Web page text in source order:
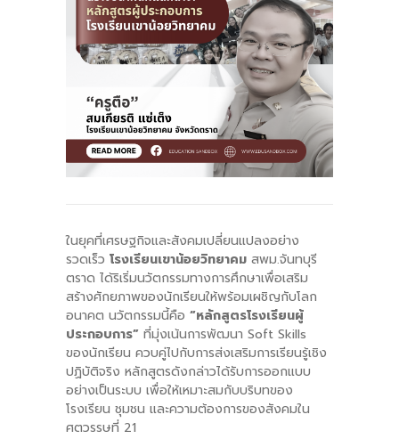
---- รายงานการวิเคราะห์ผลกระทบที่อาจเกิดขึ้นจากกฎ
หมายฯ
-- รายงานคณะผู้ประเมินอิสระ
---- รอบประเมิน (พ.ศ. 2562-2564)
-- รายงานประจำปี
---- ปีการศึกษา 2565
---- ปีการศึกษา 2567
-- รายงานผล กขศ.สพท.
-- เอกสารเผยแพร่
เกี่ยวกับเรา
-- รู้จัก พื้นที่นวัตกรรมการศึกษา
ในยุคที่เศรษฐกิจและสังคมเปลี่ยนแปลงอย่าง
รวดเร็ว โรงเรียนเขาน้อยวิทยาคม สพม.จันทบุรี
ตราด ได้ริเริ่มนวัตกรรมทางการศึกษาเพื่อเสริม
สร้างศักยภาพของนักเรียนให้พร้อมเผชิญกับโลก
อนาคต นวัตกรรมนี้คือ “หลักสูตรโรงเรียนผู้
ประกอบการ” ที่มุ่งเน้นการพัฒนา Soft Skills
ของนักเรียน ควบคู่ไปกับการส่งเสริมการเรียนรู้เชิง
ปฏิบัติจริง หลักสูตรดังกล่าวได้รับการออกแบบ
อย่างเป็นระบบ เพื่อให้เหมาะสมกับบริบทของ
โรงเรียน ชุมชน และความต้องการของสังคมใน
ศตวรรษที่ 21